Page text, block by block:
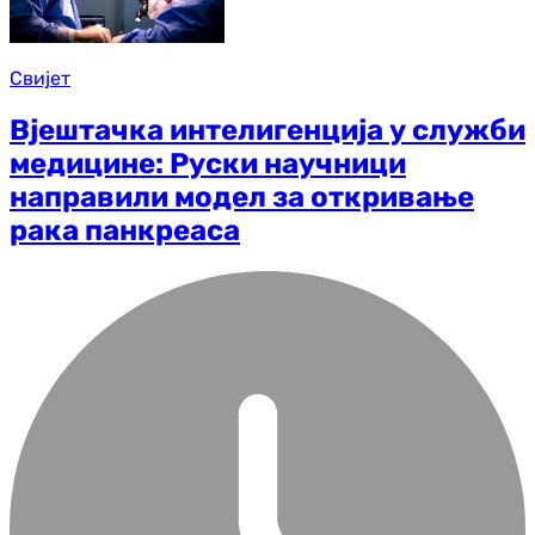
Свијет
Вјештачка интелигенција у служби
медицине: Руски научници
направили модел за откривање
рака панкреаса